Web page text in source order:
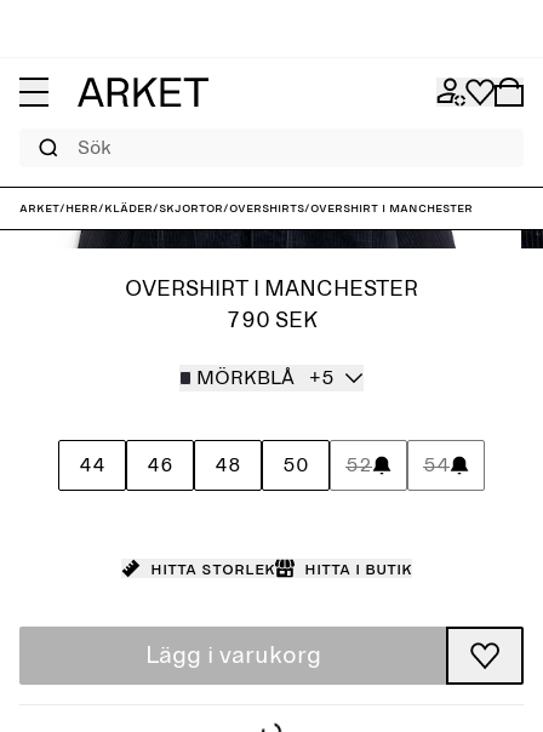
ARKET/Herr/Kläder/Skjortor/Overshirts/Overshirt i manchester
OVERSHIRT I MANCHESTER
790 SEK
MÖRKBLÅ +5
44 46 48 50 52 54
Hitta storlek Hitta i butik
Lägg i varukorg